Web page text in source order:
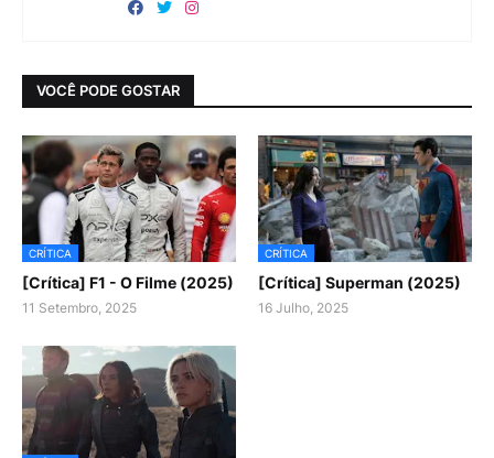
VOCÊ PODE GOSTAR
CRÍTICA
[Crítica] F1 - O Filme (2025)
11 Setembro, 2025
CRÍTICA
[Crítica] Superman (2025)
16 Julho, 2025